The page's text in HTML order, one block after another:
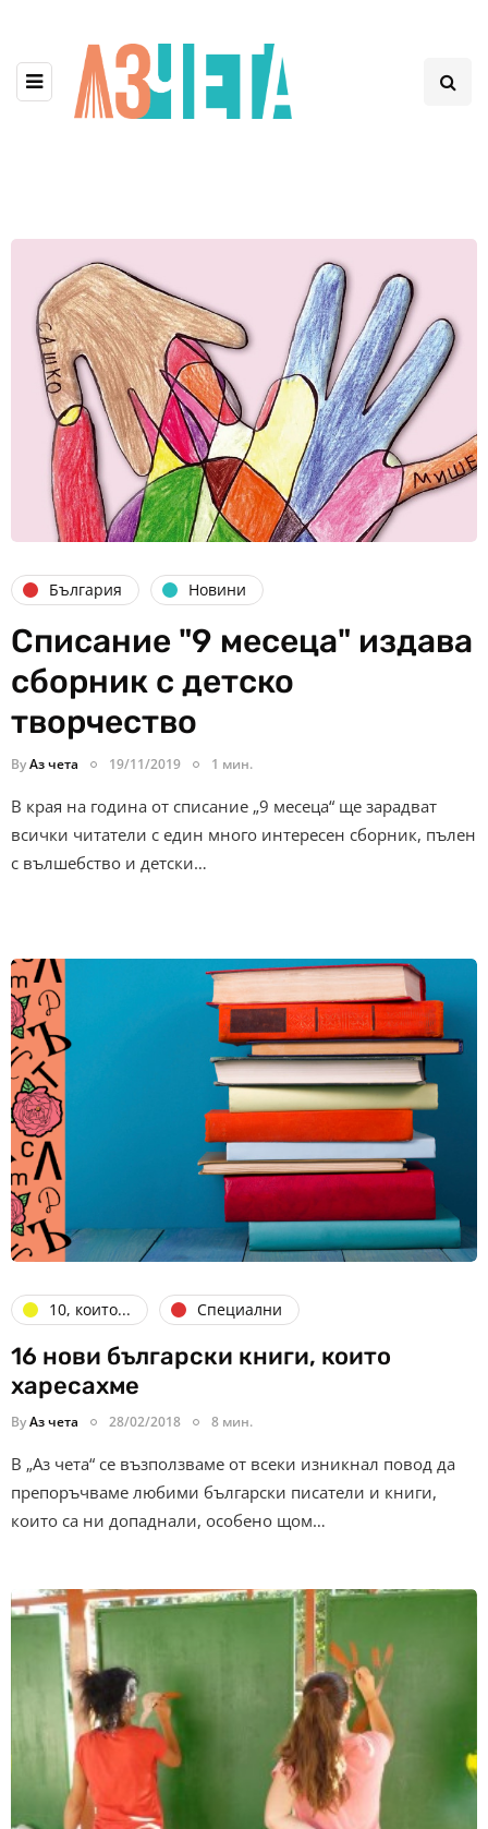
България Новини
Списание "9 месеца" издава
сборник с детско
творчество
ByАз чета 19/11/2019 1 мин.
В края на година от списание „9 месеца“ ще зарадват
всички читатели с един много интересен сборник, пълен
с вълшебство и детски…
10, които... Специални
16 нови български книги, които
харесахме
ByАз чета 28/02/2018 8 мин.
В „Аз чета“ се възползваме от всеки изникнал повод да
препоръчваме любими български писатели и книги,
които са ни допаднали, особено щом…